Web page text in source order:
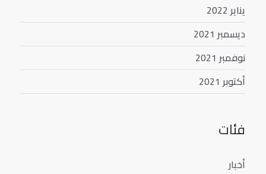
يناير 2022
ديسمبر 2021
نوفمبر 2021
أكتوبر 2021
فئات
أخبار